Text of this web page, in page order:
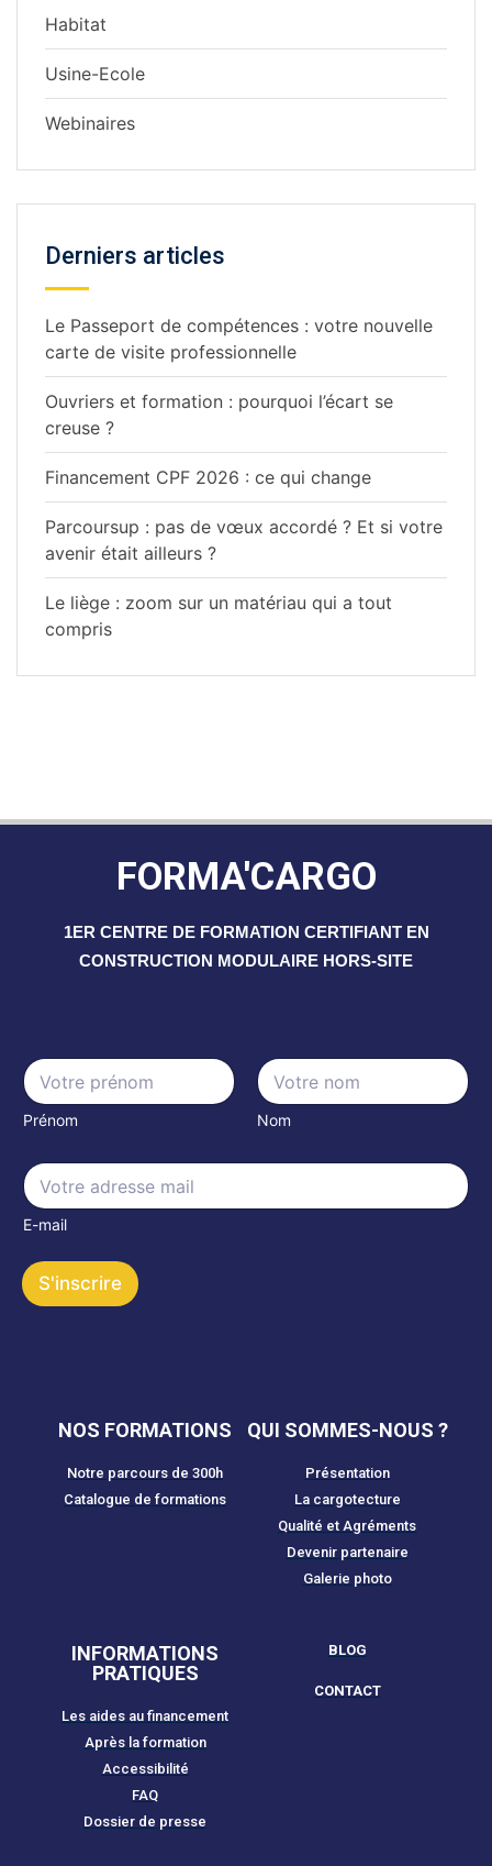
Habitat
Usine-Ecole
Webinaires
Derniers articles
Le Passeport de compétences : votre nouvelle
carte de visite professionnelle
Ouvriers et formation : pourquoi l’écart se
creuse ?
Financement CPF 2026 : ce qui change
Parcoursup : pas de vœux accordé ? Et si votre
avenir était ailleurs ?
Le liège : zoom sur un matériau qui a tout
compris
FORMA'CARGO
1ER CENTRE DE FORMATION CERTIFIANT EN
CONSTRUCTION MODULAIRE HORS-SITE
a
m
e
a
i
l
N
a
m
e
Prénom Nom
E
m
a
i
*
E-mail
S'inscrire
NOS FORMATIONS
Notre parcours de 300h
Catalogue de formations
QUI SOMMES-NOUS ?
Présentation
La cargotecture
Qualité et Agréments
Devenir partenaire
Galerie photo
INFORMATIONS
PRATIQUES
Les aides au financement
Après la formation
Accessibilité
FAQ
Dossier de presse
BLOG
CONTACT